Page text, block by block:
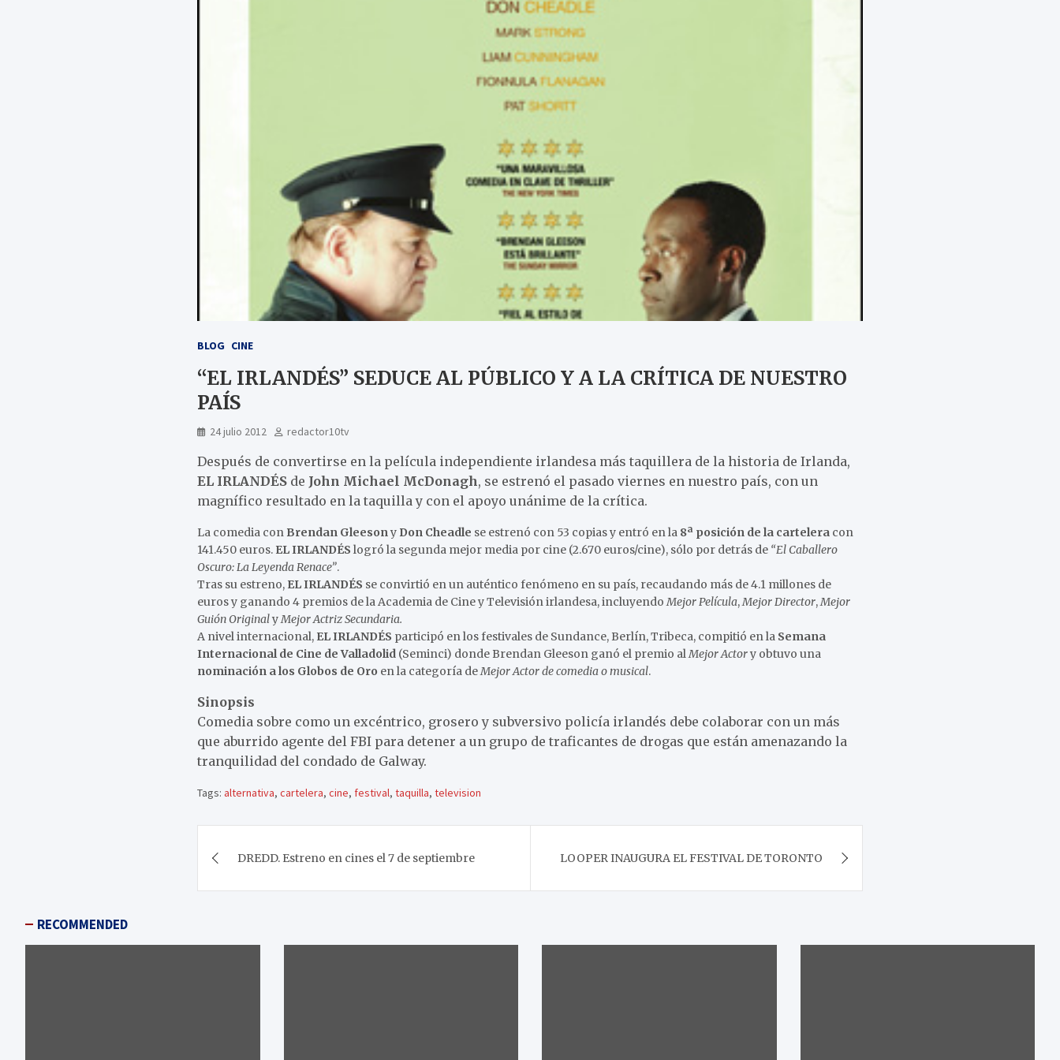
BLOG CINE
“EL IRLANDÉS” SEDUCE AL PÚBLICO Y A LA CRÍTICA DE NUESTRO
PAÍS
24 julio 2012 redactor10tv
Después de convertirse en la película independiente irlandesa más taquillera de la historia de Irlanda,
EL IRLANDÉS de John Michael McDonagh, se estrenó el pasado viernes en nuestro país, con un
magnífico resultado en la taquilla y con el apoyo unánime de la crítica.
La comedia con Brendan Gleesony Don Cheadle se estrenó con 53 copias y entró en la 8ª posición de la cartelera con
141.450 euros. EL IRLANDÉS logró la segunda mejor media por cine (2.670 euros/cine), sólo por detrás de “El Caballero
Oscuro: La Leyenda Renace”.
Tras su estreno, EL IRLANDÉS se convirtió en un auténtico fenómeno en su país, recaudando más de 4.1 millones de
euros y ganando 4 premios de la Academia de Cine y Televisión irlandesa, incluyendoMejor Película,Mejor Director,Mejor
Guión OriginalyMejor Actriz Secundaria.
A nivel internacional, EL IRLANDÉS participó en los festivales de Sundance, Berlín, Tribeca, compitió en la Semana
Internacional de Cine de Valladolid (Seminci) donde Brendan Gleeson ganó el premio alMejor Actory obtuvo una
nominación a los Globos de Oro en la categoría deMejor Actor de comedia o musical.
Sinopsis
Comedia sobre como un excéntrico, grosero y subversivo policía irlandés debe colaborar con un más
que aburrido agente del FBI para detener a un grupo de traficantes de drogas que están amenazando la
tranquilidad del condado de Galway.
Tags: alternativa,cartelera,cine, festival,taquilla,television
de
DREDD. Estreno en cines el 7 de septiembre LOOPER INAUGURA EL FESTIVAL DE TORONTO
RECOMMENDED